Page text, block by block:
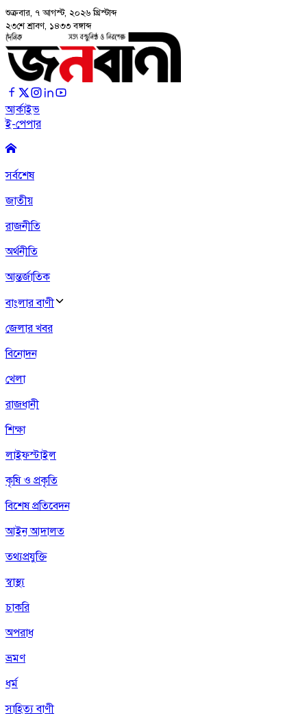
শুক্রবার, ৭ আগস্ট, ২০২৬ খ্রিস্টাব্দ
২৩শে শ্রাবণ, ১৪৩৩ বঙ্গাব্দ
আর্কাইভ
ই-পেপার
সর্বশেষ
জাতীয়
রাজনীতি
অর্থনীতি
আন্তর্জাতিক
বাংলার বাণী
জেলার খবর
বিনোদন
খেলা
রাজধানী
শিক্ষা
লাইফস্টাইল
কৃষি ও প্রকৃতি
বিশেষ প্রতিবেদন
আইন আদালত
তথ্যপ্রযুক্তি
স্বাস্থ্য
চাকরি
অপরাধ
ভ্রমণ
ধর্ম
সাহিত্য বাণী